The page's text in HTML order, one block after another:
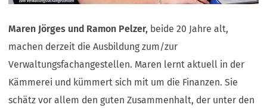
Maren Jörges und Ramon Pelzer, beide 20 Jahre alt,
machen derzeit die Ausbildung zum/zur
Verwaltungsfachangestellen. Maren lernt aktuell in der
Kämmerei und kümmert sich mit um die Finanzen. Sie
schätz vor allem den guten Zusammenhalt, der unter den